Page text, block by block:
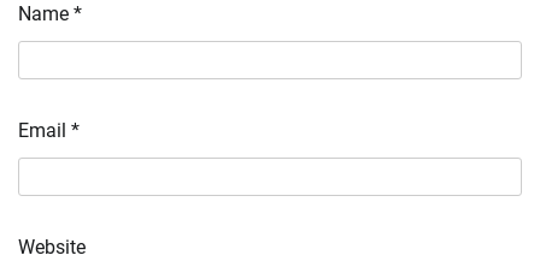
Name *
Email *
Website